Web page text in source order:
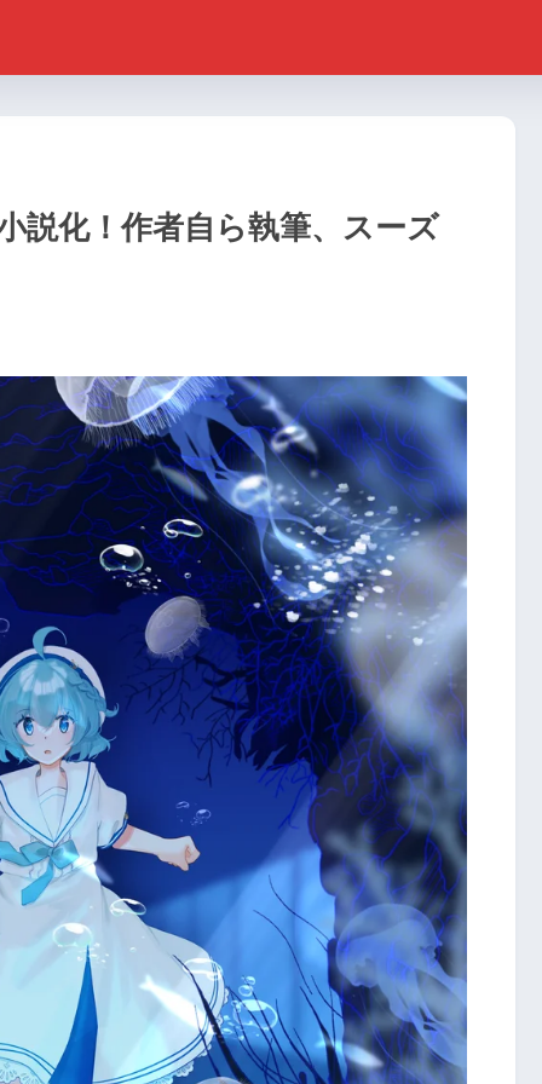
説化！作者自ら執筆、スーズ